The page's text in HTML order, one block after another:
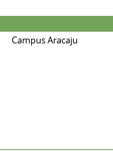
Campus Aracaju